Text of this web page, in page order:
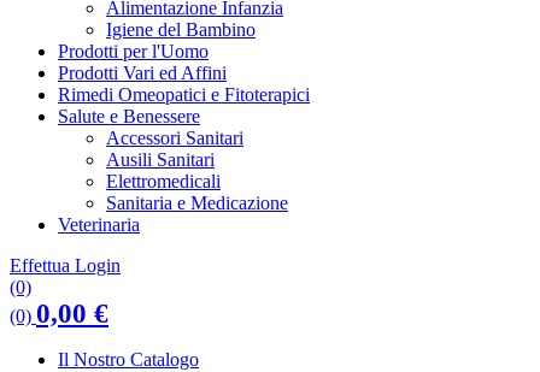
Alimentazione Infanzia
Igiene del Bambino
Prodotti per l'Uomo
Prodotti Vari ed Affini
Rimedi Omeopatici e Fitoterapici
Salute e Benessere
Accessori Sanitari
Ausili Sanitari
Elettromedicali
Sanitaria e Medicazione
Veterinaria
Effettua Login
(0)
(0) 0,00 €
Il Nostro Catalogo